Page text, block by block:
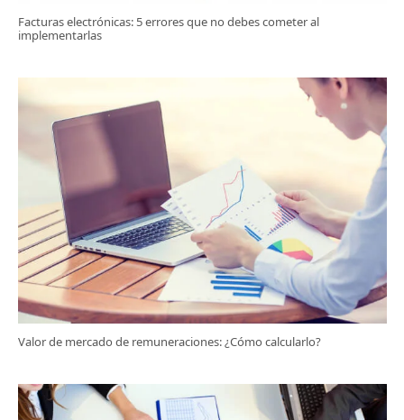
Facturas electrónicas: 5 errores que no debes cometer al
implementarlas
Valor de mercado de remuneraciones: ¿Cómo calcularlo?